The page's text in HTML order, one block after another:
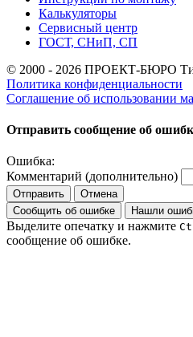
Калькуляторы
Сервисный центр
ГОСТ, СНиП, СП
© 2000 - 2026 ПРОЕКТ-БЮРО
Политика конфиденциальности
Соглашение об использовании
Отправить сообщение об
Ошибка:
Комментарий (дополнительно)
Отправить
Отмена
Сообщить об ошибке
Нашли
Выделите опечатку и нажмите
сообщение об ошибке.